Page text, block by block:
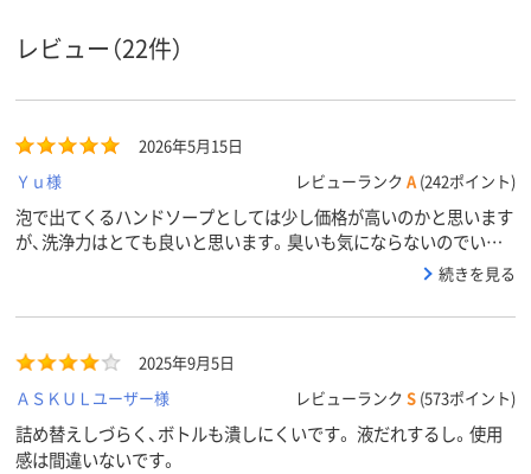
レビュー（22件）
2026年5月15日
Ｙｕ様
レビューランク A (242ポイント)
泡で出てくるハンドソープとしては少し価格が高いのかと思います
が、洗浄力はとても良いと思います。臭いも気にならないのでいつ
続きを見る
2025年9月5日
ＡＳＫＵＬユーザー様
レビューランク S (573ポイント)
詰め替えしづらく、ボトルも潰しにくいです。 液だれするし。使用
感は間違いないです。